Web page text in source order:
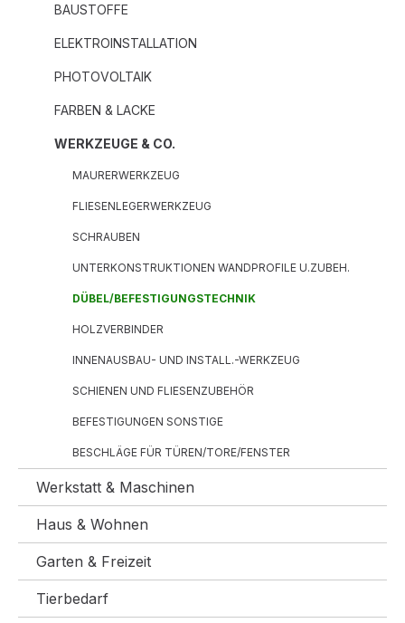
BAUSTOFFE
ELEKTROINSTALLATION
PHOTOVOLTAIK
FARBEN & LACKE
WERKZEUGE & CO.
MAURERWERKZEUG
FLIESENLEGERWERKZEUG
SCHRAUBEN
UNTERKONSTRUKTIONEN WANDPROFILE U.ZUBEH.
DÜBEL/BEFESTIGUNGSTECHNIK
HOLZVERBINDER
INNENAUSBAU- UND INSTALL.-WERKZEUG
SCHIENEN UND FLIESENZUBEHÖR
BEFESTIGUNGEN SONSTIGE
BESCHLÄGE FÜR TÜREN/TORE/FENSTER
Werkstatt & Maschinen
Haus & Wohnen
Garten & Freizeit
Tierbedarf